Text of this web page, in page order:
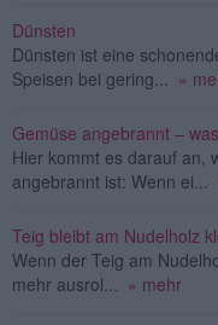
Dünsten
Dünsten ist eine
Speisen bei gering... »
Gemüse angebrannt –
Hier kommt es darauf an,
angebrannt ist: Wenn ei...
Teig bleibt am Nudelholz
Wenn der Teig am
mehr ausrol... » mehr